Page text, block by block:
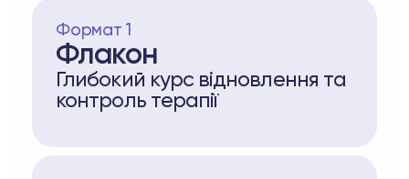
Формат 1
Флакон
Глибокий курс відновлення та
контроль терапії